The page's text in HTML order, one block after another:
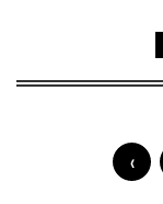
Pages ‹